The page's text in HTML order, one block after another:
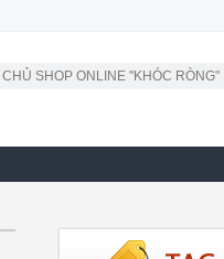
CHỦ SHOP ONLINE "KHÓC RÒNG"